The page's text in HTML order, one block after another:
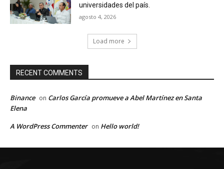
universidades del país.
agosto 4, 2026
Load more
RECENT COMMENTS
Binance on Carlos García promueve a Abel Martínez en Santa
Elena
A WordPress Commenter on Hello world!